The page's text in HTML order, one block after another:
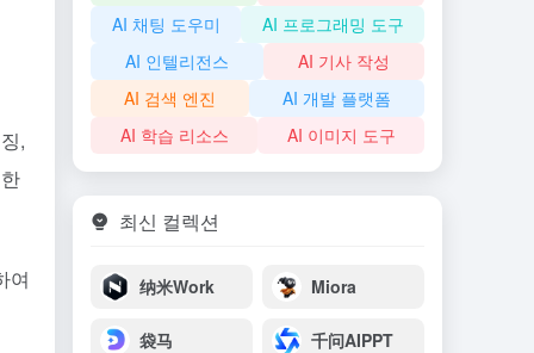
,
여
AI 채팅 도우미
AI 프로그래밍 도구
AI 인텔리전스
AI 기사 작성
AI 검색 엔진
AI 개발 플랫폼
AI 학습 리소스
AI 이미지 도구
최신 컬렉션
纳米Work Miora
袋马 千问AIPPT